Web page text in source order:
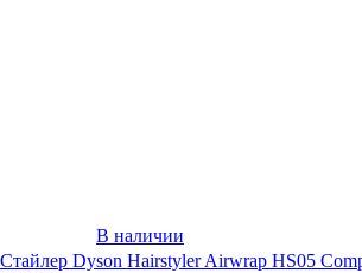
В наличии
Стайлер Dyson Hairstyler Airwrap HS05